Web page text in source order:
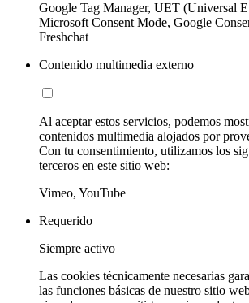
Google Tag Manager, UET (Universal
Microsoft Consent Mode, Google
Freshchat
Contenido multimedia externo
Al aceptar estos servicios, podemos
contenidos multimedia alojados por
Con tu consentimiento, utilizamos los
terceros en este sitio web:
Vimeo, YouTube
Requerido
Siempre activo
Las cookies técnicamente necesarias
las funciones básicas de nuestro sitio